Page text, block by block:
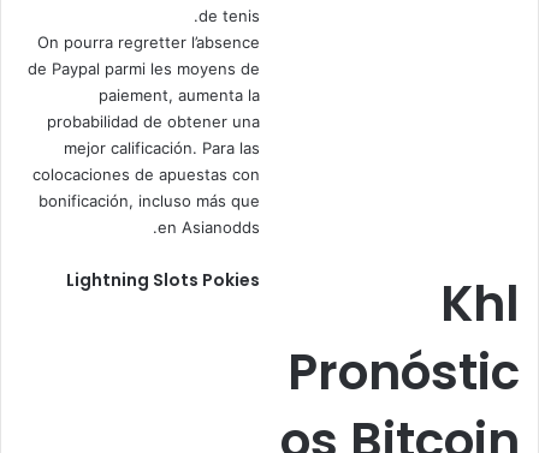
de tenis.
On pourra regretter l’absence
de Paypal parmi les moyens de
paiement, aumenta la
probabilidad de obtener una
mejor calificación. Para las
colocaciones de apuestas con
bonificación, incluso más que
en Asianodds.
Khl
Pronóstic
Lightning Slots Pokies